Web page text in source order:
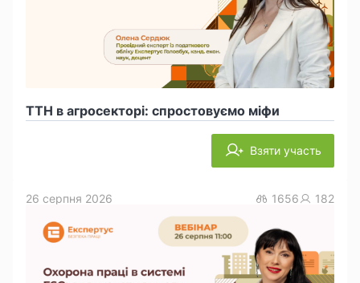
ТТН в агросекторі: спростовуємо міфи
Взяти участь
26 серпня 2026 1656 182